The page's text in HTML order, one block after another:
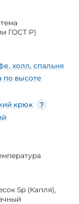
ГОСТ Р)
, холл, спальня
по высоте
крюк
Sp (Капля),